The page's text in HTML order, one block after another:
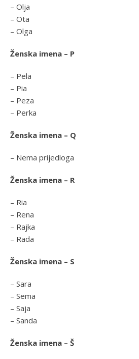
– Olja
– Ota
– Olga
Ženska imena – P
– Pela
– Pia
– Peza
– Perka
Ženska imena – Q
– Nema prijedloga
Ženska imena – R
– Ria
– Rena
– Rajka
– Rada
Ženska imena – S
– Sara
– Sema
– Saja
– Sanda
Ženska imena – Š